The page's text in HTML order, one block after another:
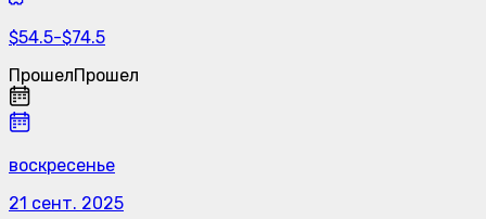
$54.5-$74.5
ПрошелПрошел
воскресенье
21 сент. 2025